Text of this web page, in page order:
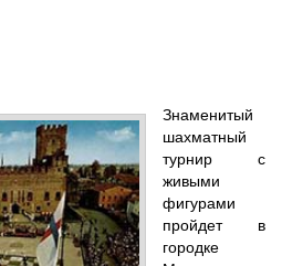
Знаменитый
шахматный
турнир с
живыми
фигурами
пройдет в
городке